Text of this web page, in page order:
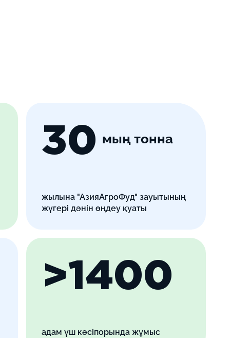
30 мың тонна
жылына "АзияАгроФуд" зауытының
жүгері дәнін өңдеу қуаты
>1400
адам үш кәсіпорында жұмыс